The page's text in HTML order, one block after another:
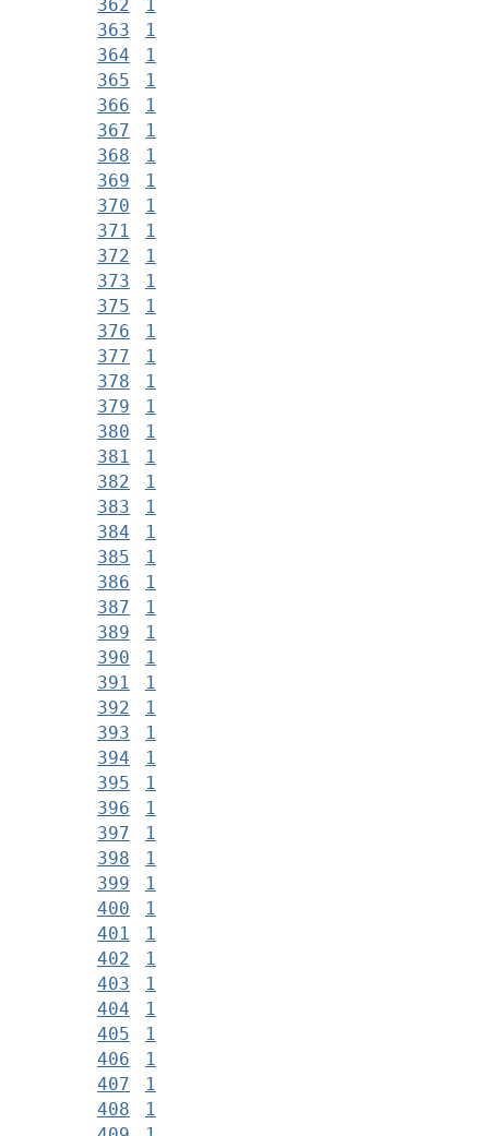
362
1
363
1
364
1
365
1
366
1
367
1
368
1
369
1
370
1
371
1
372
1
373
1
375
1
376
1
377
1
378
1
379
1
380
1
381
1
382
1
383
1
384
1
385
1
386
1
387
1
389
1
390
1
391
1
392
1
393
1
394
1
395
1
396
1
397
1
398
1
399
1
400
1
401
1
402
1
403
1
404
1
405
1
406
1
407
1
408
1